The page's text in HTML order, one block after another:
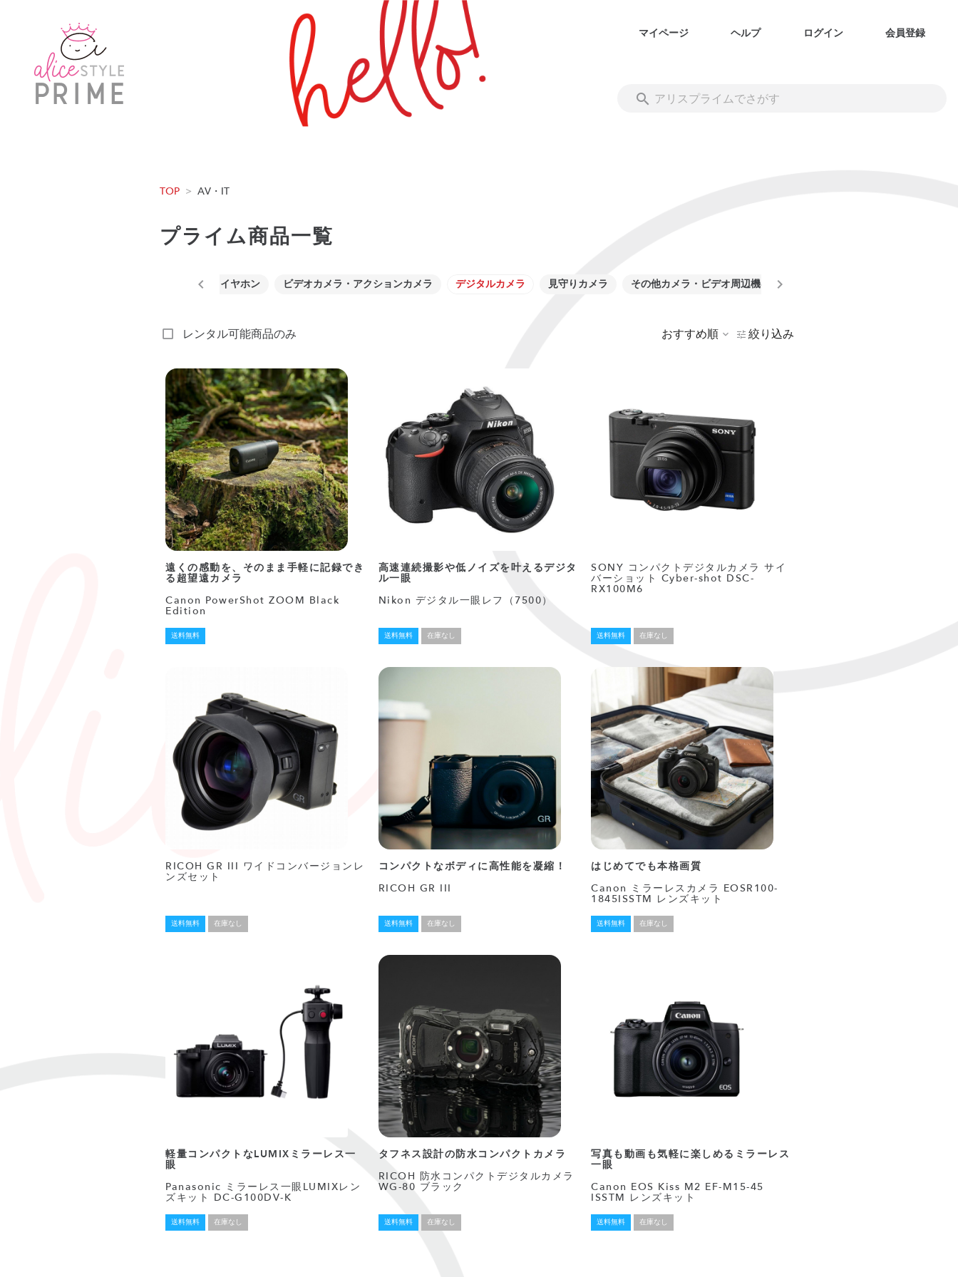
マイページ ヘルプ ログイン 会員登録
TOP > AV・IT
プライム商品一覧
ヘッドホン・イヤホン ビデオカメラ・アクションカメラ デジタルカメラ 見守りカメラ その他カメラ・ビデオ周辺機器
レンタル可能商品のみ おすすめ順 絞り込み
遠くの感動を、そのまま手軽に記録でき
る超望遠カメラ
Canon PowerShot ZOOM Black
Edition
送料無料
高速連続撮影や低ノイズを叶えるデジタ
ル一眼
Nikon デジタル一眼レフ（7500）
送料無料 在庫なし
SONY コンパクトデジタルカメラ サイ
バーショット Cyber-shot DSC-
RX100M6
送料無料 在庫なし
RICOH GR III ワイドコンバージョンレ
ンズセット
送料無料 在庫なし
コンパクトなボディに高性能を凝縮！
RICOH GR III
送料無料 在庫なし
はじめてでも本格画質
Canon ミラーレスカメラ EOSR100-
1845ISSTM レンズキット
送料無料 在庫なし
軽量コンパクトなLUMIXミラーレス一
眼
Panasonic ミラーレス一眼LUMIXレン
ズキット DC-G100DV-K
送料無料 在庫なし
タフネス設計の防水コンパクトカメラ
RICOH 防水コンパクトデジタルカメラ
WG-80 ブラック
送料無料 在庫なし
写真も動画も気軽に楽しめるミラーレス
一眼
Canon EOS Kiss M2 EF-M15-45
ISSTM レンズキット
送料無料 在庫なし